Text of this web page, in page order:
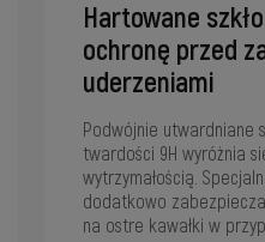
Hartowane
ochronę przed
uderzeniami
Podwójnie utwardniane
twardości 9H wyróżnia
wytrzymałością.
dodatkowo
na ostre kawałki w